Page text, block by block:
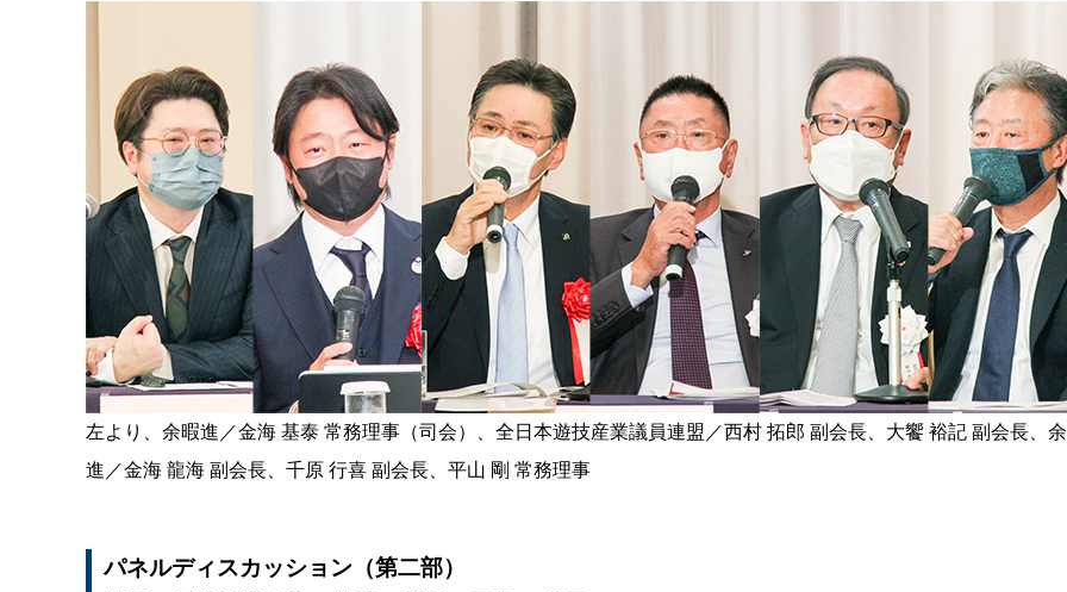
左より、余暇進／金海 基泰 常務理事（司会）、全日本遊技産業議員連盟／西村 拓郎 副会長、大饗 裕記 副会長、
進／金海 龍海 副会長、千原 行喜 副会長、平山 剛 常務理事
パネルディスカッション（第二部）